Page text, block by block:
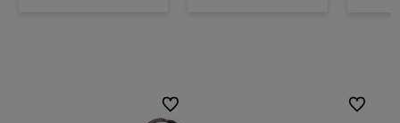
Do ulubionych Do